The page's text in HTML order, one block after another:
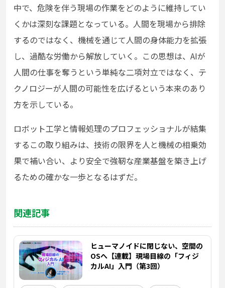
中で、危険を伴う現場の作業をどのように維持してい
くかは深刻な課題となっている。人間を現場から排除
するのではなく、機械を通じて人間の身体能力を拡張
し、過酷な労働から解放していく。この思想は、AIが
人間の仕事を奪うという単純な二項対立ではなく、テ
クノロジーが人間の可能性を広げるという本来のあり
方を示している。
ロボット工学と情報処理のプロフェッショナルが結集
するこの取り組みは、技術の限界を人と機械の相乗効
果で補い合い、より安全で強靭な産業基盤を築き上げ
るための確かな一歩となるはずだ。
関連記事
ヒューマノイドに閉じない、空間の
OSへ【連載】現場目線の「フィジ
カルAI」入門（第3回）